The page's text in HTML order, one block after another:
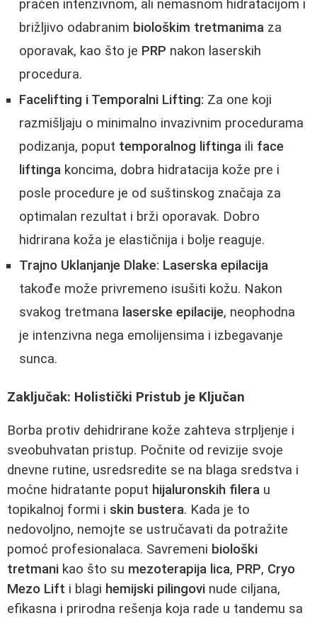
praćen intenzivnom, ali nemasnom hidratacijom i
brižljivo odabranim biološkim tretmanima za
oporavak, kao što je PRP nakon laserskih
procedura.
Facelifting i Temporalni Lifting: Za one koji
razmišljaju o minimalno invazivnim procedurama
podizanja, poput temporalnog liftinga ili face
liftinga koncima, dobra hidratacija kože pre i
posle procedure je od suštinskog značaja za
optimalan rezultat i brži oporavak. Dobro
hidrirana koža je elastičnija i bolje reaguje.
Trajno Uklanjanje Dlake: Laserska epilacija
takođe može privremeno isušiti kožu. Nakon
svakog tretmana laserske epilacije, neophodna
je intenzivna nega emolijensima i izbegavanje
sunca.
Zaključak: Holistički Pristub je Ključan
Borba protiv dehidrirane kože zahteva strpljenje i
sveobuhvatan pristup. Počnite od revizije svoje
dnevne rutine, usredsredite se na blaga sredstva i
moćne hidratante poput hijaluronskih filera u
topikalnoj formi i skin bustera. Kada je to
nedovoljno, nemojte se ustručavati da potražite
pomoć profesionalaca. Savremeni biološki
tretmani kao što su mezoterapija lica, PRP, Cryo
Mezo Lift i blagi hemijski pilingovi nude ciljana,
efikasna i prirodna rešenja koja rade u tandemu sa